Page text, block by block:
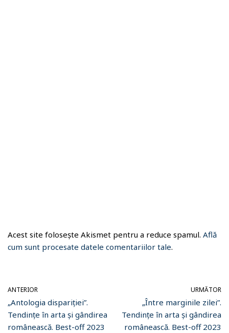
Acest site folosește Akismet pentru a reduce spamul. Află
cum sunt procesate datele comentariilor tale.
ANTERIOR
„Antologia dispariției”.
Tendințe în arta și gândirea
românească. Best-off 2023
URMĂTOR
„Între marginile zilei”.
Tendințe în arta și gândirea
românească. Best-off 2023